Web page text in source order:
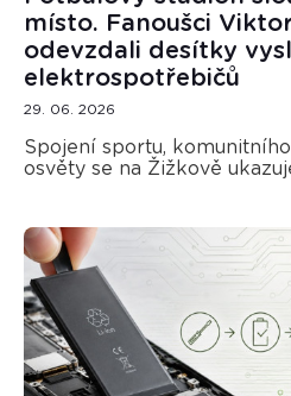
místo. Fanoušci
odevzdali desítky
elektrospotřebičů
29. 06. 2026
Spojení sportu,
osvěty se na Žižkově